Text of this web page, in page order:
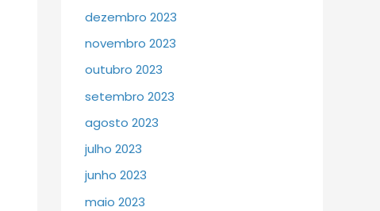
dezembro 2023
novembro 2023
outubro 2023
setembro 2023
agosto 2023
julho 2023
junho 2023
maio 2023